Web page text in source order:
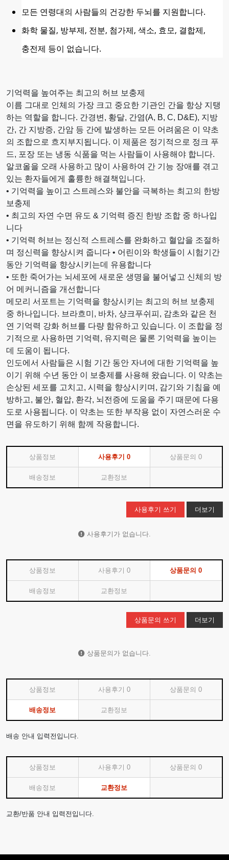
모든 연령대의 사람들의 건강한 두뇌를 지원합니다.
화학 물질, 방부제, 전분, 첨가제, 색소, 효모, 결합제,
충전제 등이 없습니다.
기억력을 높여주는 최고의 허브 보충제
이름 그대로 인체의 가장 크고 중요한 기관인 간을 항상 지탱
하는 역할을 합니다. 간경변, 황달, 간염(A, B, C, D&E), 지방
간, 간 지방증, 간암 등 간에 발생하는 모든 어려움은 이 약초
의 조합으로 흐지부지됩니다. 이 제품은 정기적으로 정크 푸
드, 포장 또는 냉동 식품을 먹는 사람들이 사용해야 합니다.
알코올을 오래 사용하고 많이 사용하여 간 기능 장애를 겪고
있는 환자들에게 훌륭한 해결책입니다.
• 기억력을 높이고 스트레스와 불안을 극복하는 최고의 한방
보충제
• 최고의 자연 수면 유도 & 기억력 증진 한방 조합 중 하나입
니다
• 기억력 허브는 정신적 스트레스를 완화하고 혈압을 조절하
며 정신력을 향상시켜 줍니다 • 어린이와 학생들이 시험기간
동안 기억력을 향상시키는데 유용합니다
• 또한 죽어가는 뇌세포에 새로운 생명을 불어넣고 신체의 방
어 메커니즘을 개선합니다
메모리 서포트는 기억력을 향상시키는 최고의 허브 보충제
중 하나입니다. 브라흐미, 바차, 샹크푸쉬피, 감초와 같은 천
연 기억력 강화 허브를 다량 함유하고 있습니다. 이 조합을 정
기적으로 사용하면 기억력, 유지력은 물론 기억력을 높이는
데 도움이 됩니다.
인도에서 사람들은 시험 기간 동안 자녀에 대한 기억력을 높
이기 위해 수년 동안 이 보충제를 사용해 왔습니다. 이 약초는
손상된 세포를 고치고, 시력을 향상시키며, 감기와 기침을 예
방하고, 불안, 혈압, 환각, 뇌전증에 도움을 주기 때문에 다용
도로 사용됩니다. 이 약초는 또한 부작용 없이 자연스러운 수
면을 유도하기 위해 함께 작용합니다.
상품정보 사용후기 0 상품문의0
배송정보 교환정보
사용후기 쓰기 더보기
사용후기가 없습니다.
상품정보 사용후기 0 상품문의0
배송정보 교환정보
상품문의 쓰기 더보기
상품문의가 없습니다.
상품정보 사용후기 0 상품문의0
배송정보 교환정보
배송 안내 입력전입니다.
상품정보 사용후기 0 상품문의0
배송정보 교환정보
교환/반품 안내 입력전입니다.